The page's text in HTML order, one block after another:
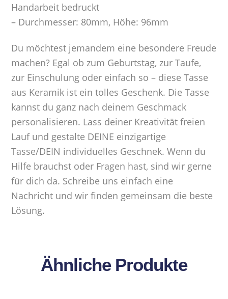
Handarbeit bedruckt
– Durchmesser: 80mm, Höhe: 96mm
Du möchtest jemandem eine besondere Freude
machen? Egal ob zum Geburtstag, zur Taufe,
zur Einschulung oder einfach so – diese Tasse
aus Keramik ist ein tolles Geschenk. Die Tasse
kannst du ganz nach deinem Geschmack
personalisieren. Lass deiner Kreativität freien
Lauf und gestalte DEINE einzigartige
Tasse/DEIN individuelles Geschnek. Wenn du
Hilfe brauchst oder Fragen hast, sind wir gerne
für dich da. Schreibe uns einfach eine
Nachricht und wir finden gemeinsam die beste
Lösung.
Ähnliche Produkte